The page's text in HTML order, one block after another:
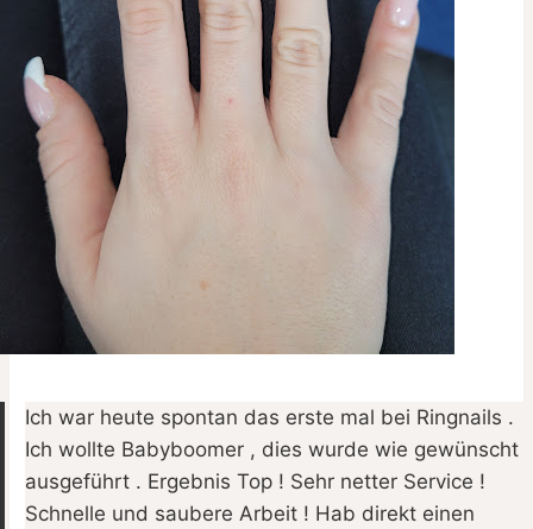
Ich war heute spontan das erste mal bei Ringnails .
Ich wollte Babyboomer , dies wurde wie gewünscht
ausgeführt . Ergebnis Top ! Sehr netter Service !
Schnelle und saubere Arbeit ! Hab direkt einen